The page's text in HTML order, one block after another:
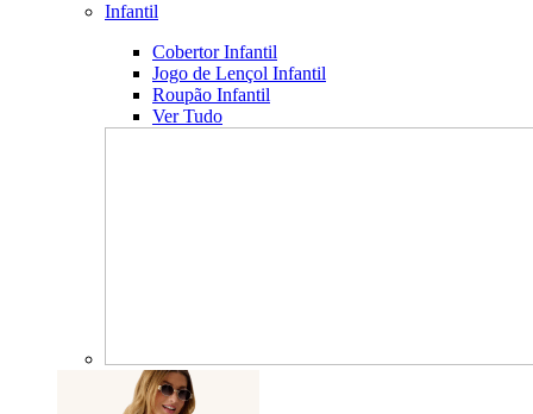
Infantil
Cobertor Infantil
Jogo de Lençol Infantil
Roupão Infantil
Ver Tudo